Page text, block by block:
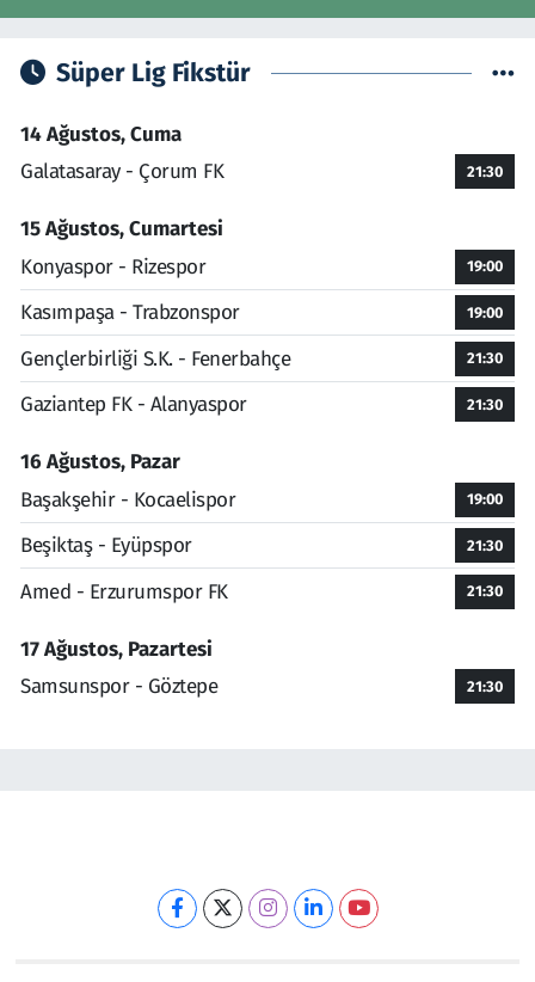
Süper Lig Fikstür
14 Ağustos, Cuma
Galatasaray - Çorum FK
21:30
15 Ağustos, Cumartesi
Konyaspor - Rizespor
19:00
Kasımpaşa - Trabzonspor 19:00
Gençlerbirliği S.K. - Fenerbahçe 21:30
Gaziantep FK - Alanyaspor 21:30
16 Ağustos, Pazar
Başakşehir - Kocaelispor
19:00
Beşiktaş - Eyüpspor 21:30
Amed - Erzurumspor FK 21:30
17 Ağustos, Pazartesi
Samsunspor - Göztepe
21:30